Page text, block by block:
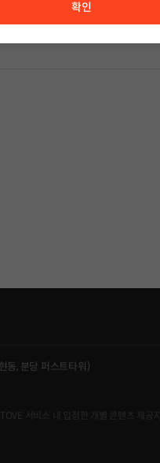
동, 분당 퍼스트타워)
서비스 내 입점한 개별 콘텐츠 제
확인